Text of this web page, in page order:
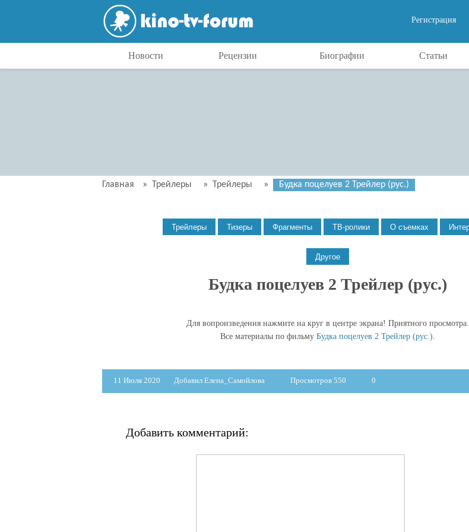
Регистрация
Новости Рецензии Биографии Статьи
Главная » Трейлеры » Трейлеры » Будка поцелуев 2 Трейлер (рус.)
Будка поцелуев 2 Трейлер (рус.)
Для вопроизведения нажмите на круг в центре экрана! Приятного просмотра.
Все материалы по фильму Будка поцелуев 2 Трейлер (рус.).
11 Июля 2020 Добавил Елена_Самойлова Просмотров 550 0
Добавить комментарий: